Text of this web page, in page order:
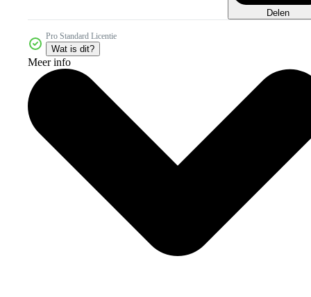
Delen
Pro Standard Licentie
Wat is dit?
Meer info